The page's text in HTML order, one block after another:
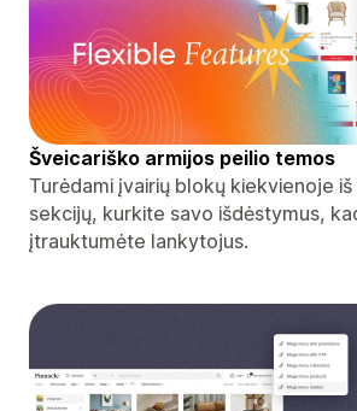
Šveicariško armijos peilio temos
Turėdami įvairių blokų kiekvienoje
sekcijų, kurkite savo išdėstymus,
įtrauktumėte lankytojus.